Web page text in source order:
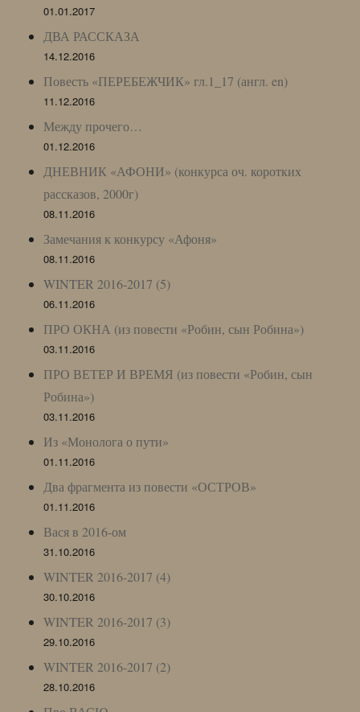
01.01.2017
ДВА РАССКАЗА
14.12.2016
Повесть «ПЕРЕБЕЖЧИК» гл.1_17 (англ. en)
11.12.2016
Между прочего…
01.12.2016
ДНЕВНИК «АФОНИ» (конкурса оч. коротких
рассказов, 2000г)
08.11.2016
Замечания к конкурсу «Афоня»
08.11.2016
WINTER 2016-2017 (5)
06.11.2016
ПРО ОКНА (из повести «Робин, сын Робина»)
03.11.2016
ПРО ВЕТЕР И ВРЕМЯ (из повести «Робин, сын
Робина»)
03.11.2016
Из «Монолога о пути»
01.11.2016
Два фрагмента из повести «ОСТРОВ»
01.11.2016
Вася в 2016-ом
31.10.2016
WINTER 2016-2017 (4)
30.10.2016
WINTER 2016-2017 (3)
29.10.2016
WINTER 2016-2017 (2)
28.10.2016